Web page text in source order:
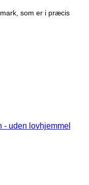
som er i præcis